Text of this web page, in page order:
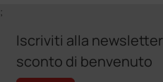
;
Iscriviti alla
sconto di benvenuto